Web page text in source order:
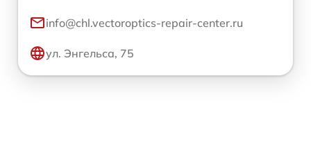
info@chl.vectoroptics-repair-center.ru
ул. Энгельса, 75